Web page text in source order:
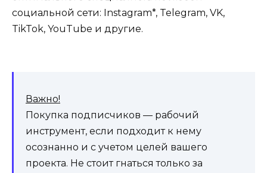
социальной сети: Instagram*, Telegram, VK,
TikTok, YouTube и другие.
Важно!
Покупка подписчиков — рабочий
инструмент, если подходит к нему
осознанно и с учетом целей вашего
проекта. Не стоит гнаться только за